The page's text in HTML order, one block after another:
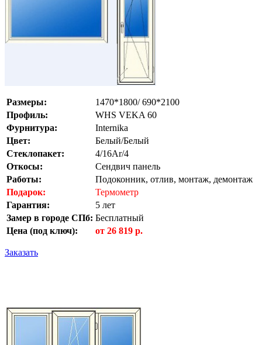
Размеры:
1470*1800/ 690*2100
Профиль:
WHS VEKA 60
Фурнитура:
Internika
Цвет:
Белый/Белый
Стеклопакет:
4/16Ar/4
Откосы:
Сендвич панель
Работы:
Подоконник, отлив, монтаж, демонтаж
Подарок:
Термометр
Гарантия:
5 лет
Замер в городе СПб: Бесплатный
Цена (под ключ):
от 26 819 р.
Заказать